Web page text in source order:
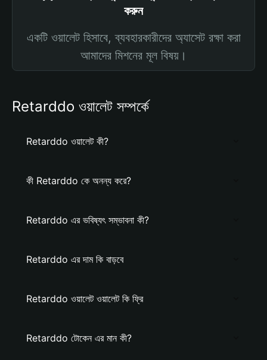
করুন
একটি ওয়ালেট হিসাবে, ব্যবহারকারীদের অ্যাসেট রক্ষা করা
আমাদের মিশনের মূল বিষয়।
Retarddo ওয়ালেট সম্পর্কে
Retarddo ওয়ালেট কী?
কী Retarddo কে অনন্য করে?
Retarddo এর ভবিষ্যৎ সম্ভাবনা কী?
Retarddo এর দাম কি বাড়বে
Retarddo ওয়ালেট ওয়ালেট কি ফ্রি
Retarddo টোকেন এর মান কী?